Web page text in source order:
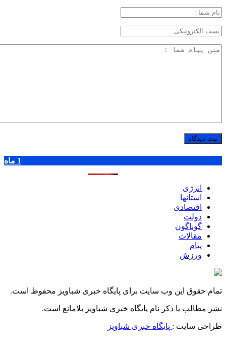
1 ماه
انرژی
استانها
اقتصادی
دولت
گوناگون
مقالات
پیام
ورزش
تمام حقوق این وب سایت برای پایگاه خبری شباویز محفوظ است.
نشر مطالب با ذکر نام پایگاه خبری شباویز بلامانع است.
طراحی سایت : پایگاه خبری شباویز